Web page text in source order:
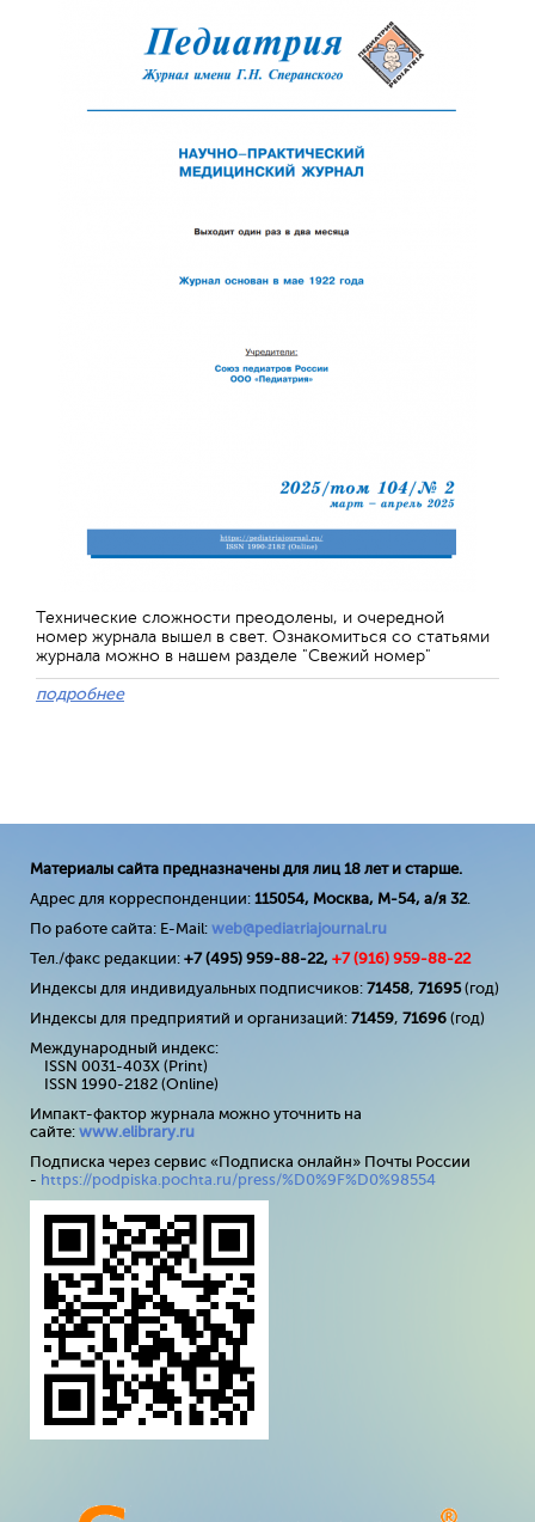
Технические сложности преодолены, и очередной
номер журнала вышел в свет. Ознакомиться со статьями
журнала можно в нашем разделе "Свежий номер"
подробнее
Материалы сайта предназначены для лиц 18 лет и старше.
Адрес для корреспонденции: 115054, Москва, М-54, а/я 32.
По работе сайта: E-Mail: web@pediatriajournal.ru
Тел./факс редакции: +7 (495) 959-88-22, +7 (916) 959-88-22
Индексы для индивидуальных подписчиков: 71458, 71695(год)
Индексы для предприятий и организаций: 71459, 71696 (год)
Международный индекс:
ISSN 0031-403X (Print)
ISSN 1990-2182 (Online)
Импакт-фактор журнала можно уточнить на
сайте: www.elibrary.ru
Подписка через сервис «Подписка онлайн» Почты России
- https://podpiska.pochta.ru/press/%D0%9F%D0%98554